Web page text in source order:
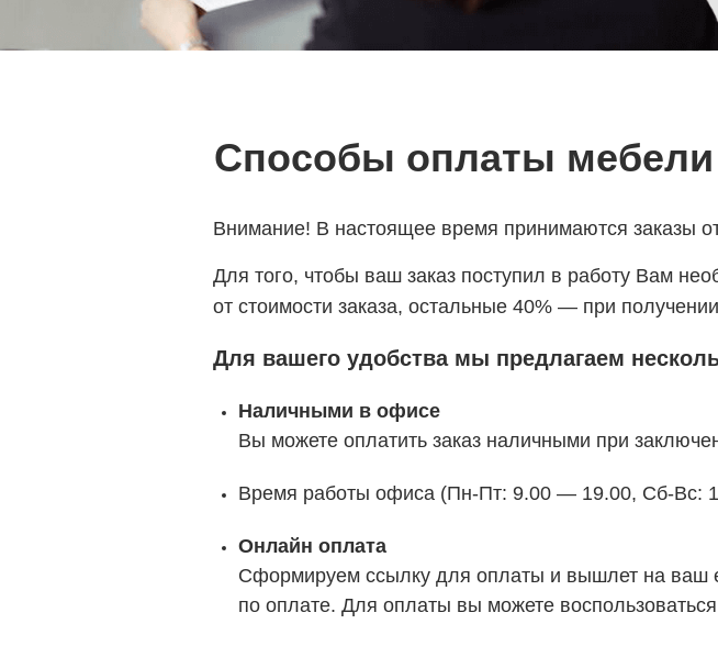
Внимание! В настоящее время принимаются заказы
Для того, чтобы ваш заказ поступил в работу Вам
от стоимости заказа, остальные 40% — при
Для вашего удобства мы предлагаем
Способы оплаты мебели
Наличными в офисе
Вы можете оплатить заказ наличными при
Время работы офиса (Пн-Пт: 9.00 — 19.00, Сб-Вс:
Онлайн оплата
Сформируем ссылку для оплаты и вышлет на ваш
по оплате. Для оплаты вы можете